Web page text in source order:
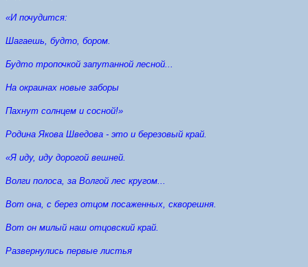
«И почудится:
Шагаешь, будто, бором.
Будто тропочкой запутанной лесной...
На окраинах новые заборы
Пахнут солнцем и сосной!»
Родина Якова Шведова - это и березовый край.
«Я иду, иду дорогой вешней.
Волги полоса, за Волгой лес кругом...
Вот она, с берез отцом посаженных, скворешня.
Вот он милый наш отцовский край.
Развернулись первые листья